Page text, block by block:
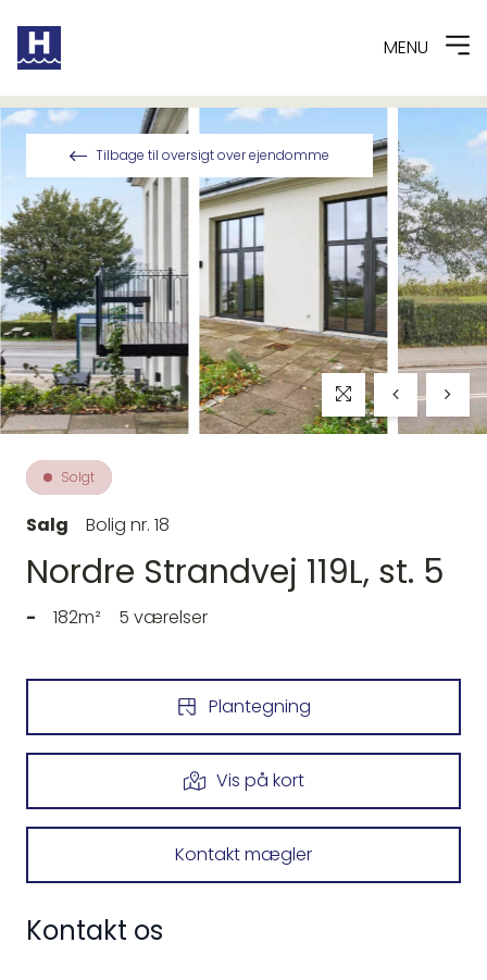
Spring til indhold
MENU
Tilbage til oversigt over ejendomme
Solgt
Salg Bolig nr. 18
Nordre Strandvej 119L, st. 5
- 182m² 5 værelser
Plantegning
Vis på kort
Kontakt mægler
Kontakt os